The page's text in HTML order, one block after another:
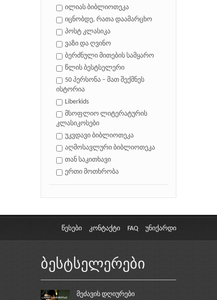
ილიას ბიბლიოთეკა
იცნობდე, რათა დაამარცხო
პოსტ კლასიკა
ვაზი და ღვინო
ბერძნული მითების სამყარო
წლის ბესტსელერი
50 პერსონა – მათ შექმნეს
ისტორია
Liberkids
მსოფლიო ლიტერატურის
კლასიკოსები
უკვდავი ბიბლიოთეკა
აღმოსავლური ბიბლიოთეკა
თან საკითხავი
ერთი მოთხრობა
წესები კონტაქტი FAQ უნიქარდი
ბესტსელერები
მეძავის დღიურები